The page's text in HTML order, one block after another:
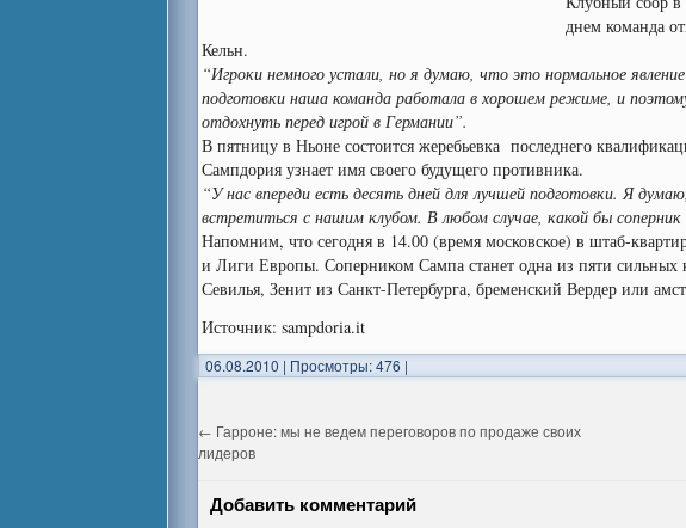
днем команда
Кельн.
“Игроки немного устали, но я думаю, что это нормальное
подготовки наша команда работала в хорошем режиме, и
отдохнуть перед игрой в Германии”.
В пятницу в Ньоне состоится жеребьевка последнего
Сампдория узнает имя своего будущего противника.
“У нас впереди есть десять дней для лучшей подготовки. Я
встретиться с нашим клубом. В любом случае, какой бы
Напомним, что сегодня в 14.00 (время московское) в штаб-
и Лиги Европы. Соперником Сампа станет одна из пяти сильных
Севилья, Зенит из Санкт-Петербурга, бременский Вердер или
Источник: sampdoria.it
06.08.2010 | Просмотры: 476 |
← Гарроне: мы не ведем переговоров по продаже своих
лидеров
Добавить комментарий